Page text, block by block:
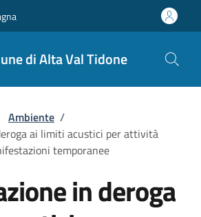
di Alta Val Tidone
Ambiente /
ai limiti acustici per attività
temporanee
in deroga